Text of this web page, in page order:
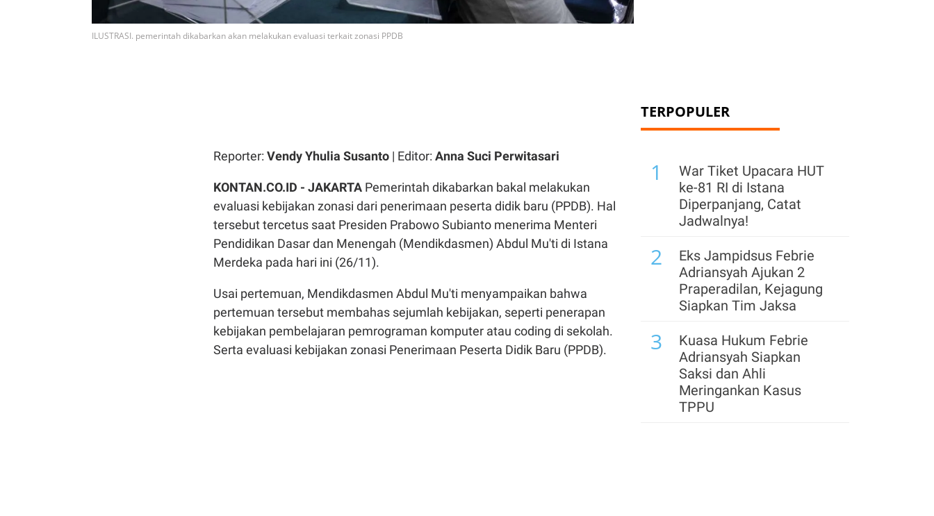
ILUSTRASI. pemerintah dikabarkan akan melakukan evaluasi terkait zonasi PPDB
Reporter: Vendy Yhulia Susanto | Editor: Anna Suci Perwitasari
KONTAN.CO.ID - JAKARTA Pemerintah dikabarkan bakal melakukan
evaluasi kebijakan zonasi dari penerimaan peserta didik baru (PPDB). Hal
tersebut tercetus saat Presiden Prabowo Subianto menerima Menteri
Pendidikan Dasar dan Menengah (Mendikdasmen) Abdul Mu'ti di Istana
Merdeka pada hari ini (26/11).
Usai pertemuan, Mendikdasmen Abdul Mu'ti menyampaikan bahwa
pertemuan tersebut membahas sejumlah kebijakan, seperti penerapan
kebijakan pembelajaran pemrograman komputer atau coding di sekolah.
Serta evaluasi kebijakan zonasi Penerimaan Peserta Didik Baru (PPDB).
TERPOPULER
1
War Tiket Upacara HUT
ke-81 RI di Istana
Diperpanjang, Catat
Jadwalnya!
2
Eks Jampidsus Febrie
Adriansyah Ajukan 2
Praperadilan, Kejagung
Siapkan Tim Jaksa
3
Kuasa Hukum Febrie
Adriansyah Siapkan
Saksi dan Ahli
Meringankan Kasus
TPPU